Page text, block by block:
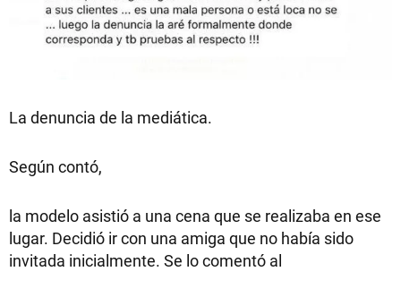
La denuncia de la mediática.
Según contó,
la modelo asistió a una cena que se realizaba en ese
lugar. Decidió ir con una amiga que no había sido
invitada inicialmente. Se lo comentó al